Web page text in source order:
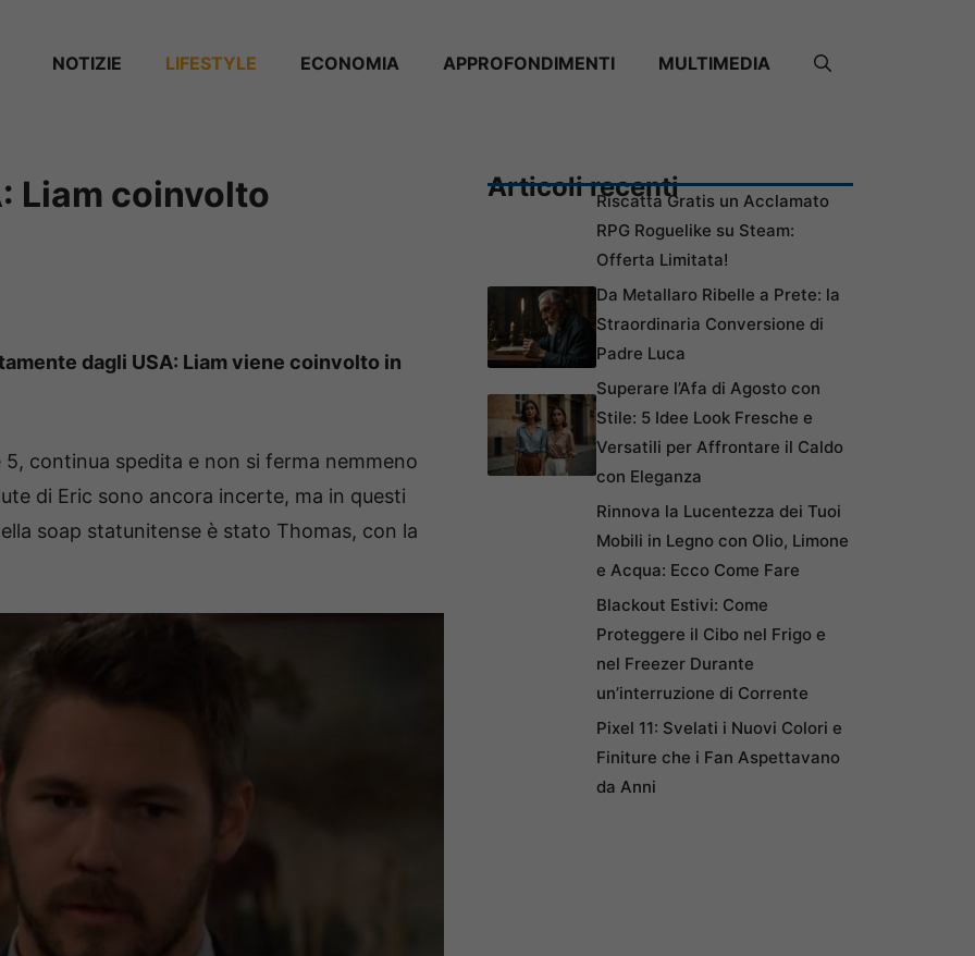
NOTIZIE ⁠⁠LIFESTYLE ECONOMIA APPROFONDIMENTI MULTIMEDIA
Liam coinvolto
dagli USA: Liam viene coinvolto in
5, continua spedita e non si ferma nemmeno
di Eric sono ancora incerte, ma in questi
soap statunitense è stato Thomas, con la
Articoli recentiRiscatta Gratis un Acclamato
RPG Roguelike su Steam:
Offerta Limitata!
Da Metallaro Ribelle a Prete: la
Straordinaria Conversione di
Padre Luca
Superare l’Afa di Agosto con
Stile: 5 Idee Look Fresche e
Versatili per Affrontare il Caldo
con Eleganza
Rinnova la Lucentezza dei Tuoi
Mobili in Legno con Olio, Limone
e Acqua: Ecco Come Fare
Blackout Estivi: Come
Proteggere il Cibo nel Frigo e
nel Freezer Durante
un’interruzione di Corrente
Pixel 11: Svelati i Nuovi Colori e
Finiture che i Fan Aspettavano
da Anni